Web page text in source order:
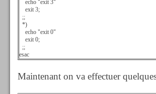
echo "exit 3"
exit 3;
;;
*)
echo "exit 0"
exit 0;
;;
esac
Maintenant on va effectuer